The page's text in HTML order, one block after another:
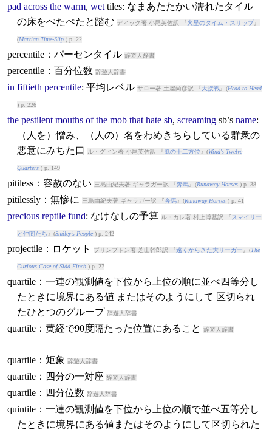
pad across the warm, wet tiles: なまあたたかい濡れたタイル
の床をぺたぺたと踏む ディック著 小尾芙佐訳 『火星のタイム・スリップ』
(Martian Time-Slip) p. 22
percentile：パーセンタイル 辞遊人辞書
percentile：百分位数 辞遊人辞書
in fiftieth percentile: 平均レベル サロー著 土屋尚彦訳 『大接戦』(Head to Head
) p. 226
the pestilent mouths of the mob that hate sb, screamingsb’s name:
（人を）憎み、（人の）名をわめきちらしている群衆の
悪意にみちた口
ル・グィン著 小尾芙佐訳 『 風の十二方位 』(Wind's Twelve
Quarters) p. 149
pitiless：容赦のない 三島由紀夫著 ギャラガー訳 『奔馬』(Runaway Horses) p. 38
pitilessly：無惨に 三島由紀夫著 ギャラガー訳 『奔馬』(Runaway Horses) p. 41
precious reptile fund: なけなしの予算 ル・カレ著 村上博基訳 『スマイリー
と仲間たち 』(Smiley's People) p. 242
projectile：ロケット プリンプトン著 芝山幹郎訳 『遠くからきた大リーガー 』(The
Curious Case of Sidd Finch) p. 27
quartile：一連の観測値を下位から上位の順に並べ四等分し
たときに境界にある値 またはそのようにして 区切られ
たひとつのグループ 辞遊人辞書
quartile：黄経で90度隔たった位置にあること 辞遊人辞書
quartile：矩象 辞遊人辞書
quartile：四分の一対座 辞遊人辞書
quartile：四分位数 辞遊人辞書
quintile：一連の観測値を下位から上位の順で並べ五等分し
たときに境界にある値またはそのようにして区切られた